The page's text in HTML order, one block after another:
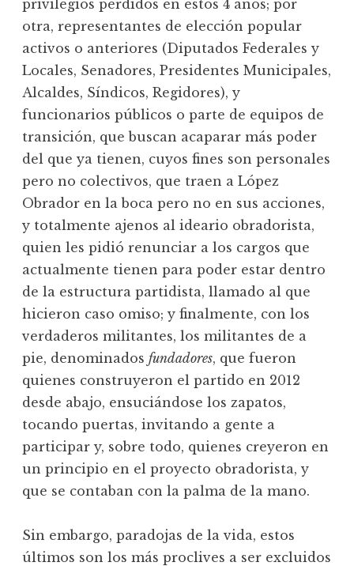
privilegios perdidos en estos 4 años; por
otra, representantes de elección popular
activos o anteriores (Diputados Federales y
Locales, Senadores, Presidentes Municipales,
Alcaldes, Síndicos, Regidores), y
funcionarios públicos o parte de equipos de
transición, que buscan acaparar más poder
del que ya tienen, cuyos fines son personales
pero no colectivos, que traen a López
Obrador en la boca pero no en sus acciones,
y totalmente ajenos al ideario obradorista,
quien les pidió renunciar a los cargos que
actualmente tienen para poder estar dentro
de la estructura partidista, llamado al que
hicieron caso omiso; y finalmente, con los
verdaderos militantes, los militantes de a
pie, denominados fundadores, que fueron
quienes construyeron el partido en 2012
desde abajo, ensuciándose los zapatos,
tocando puertas, invitando a gente a
participar y, sobre todo, quienes creyeron en
un principio en el proyecto obradorista, y
que se contaban con la palma de la mano.
Sin embargo, paradojas de la vida, estos
últimos son los más proclives a ser excluidos